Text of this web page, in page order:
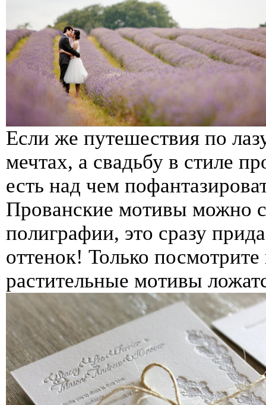
Если же путешествия по
мечтах, а свадьбу в стиле
есть над чем
Прованские мотивы можно
полиграфии, это сразу
оттенок! Только
растительные мотивы